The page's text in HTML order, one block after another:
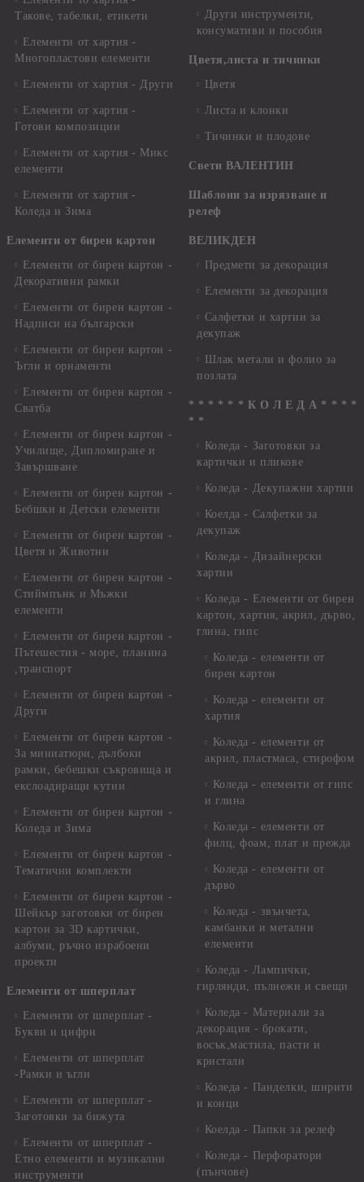
Такове, табелки, етикети
Елементи от хартия -
Многопластови елементи
Елементи от хартия - Други
Елементи от хартия -
Готови композиции
Елементи от хартия - Микс
елементи
Елементи от хартия -
Коледа и Зима
Елементи от бирен картон
Елементи от бирен картон -
Декоративни рамки
Елементи от бирен картон -
Надписи на български
Елементи от бирен картон -
Ъгли и орнаменти
Елементи от бирен картон -
Сватба
Елементи от бирен картон -
Училище, Дипломиране и
Завършване
Елементи от бирен картон -
Бебшки и Детски елементи
Елементи от бирен картон -
Цветя и Животни
Елементи от бирен картон -
Стиймпънк и Мъжки
елементи
Елементи от бирен картон -
Пътешестия - море, планина
,транспорт
Елементи от бирен картон -
Други
Елементи от бирен картон -
За миниатюри, дълбоки
рамки, бебешки съкровища и
екслоадиращи кутии
Елементи от бирен картон -
Коледа и Зима
Елементи от бирен картон -
Тематични комплекти
Елементи от бирен картон -
Шейкър заготовки от бирен
картон за 3D картички,
албуми, ръчно израбоени
проекти
Елементи от шперплат
Елементи от шперплат -
Букви и цифри
Елементи от шперплат
-Рамки и ъгли
Елементи от шперплат -
Заготовки за бижута
Елементи от шперплат -
Етно елементи и музикални
инструменти
Други инструменти,
консумативи и пособия
Цветя,листа и тичинки
Цветя
Листа и клонки
Тичинки и плодове
Свети ВАЛЕНТИН
Шаблони за изрязване и
релеф
ВЕЛИКДЕН
Предмети за декорация
Елементи за декорация
Салфетки и хартии за
декупаж
Шлак метали и фолио за
позлата
* * * * * * К О Л Е Д А * * * *
* *
Коледа - Заготовки за
картички и пликове
Коледа - Декупажни хартии
Коелда - Салфетки за
декупаж
Коледа - Дизайнерски
хартии
Коледа - Eлементи от бирен
картон, хартия, акрил, дърво,
глина, гипс
Коледа - елементи от
бирен картон
Коледа - елементи от
хартия
Коледа - елементи от
акрил, пластмаса, стирофом
Коледа - елементи от гипс
и глина
Коледа - елементи от
филц, фоам, плат и прежда
Коледа - елементи от
дърво
Коледа - звънчета,
камбанки и метални
елементи
Коледа - Лампички,
гирлянди, пълнежи и свещи
Коледа - Материали за
декорация - брокати,
восък,мастила, пасти и
кристали
Коледа - Панделки, ширити
и конци
Коелда - Папки за релеф
Коледа - Перфоратори
(пънчове)